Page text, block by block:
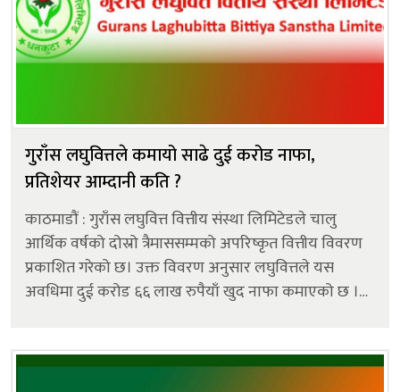
गुराँस लघुवित्तले कमायो साढे दुई करोड नाफा,
प्रतिशेयर आम्दानी कति ?
काठमाडौं : गुराँस लघुवित्त वित्तीय संस्था लिमिटेडले चालु
आर्थिक वर्षको दोस्रो त्रैमाससम्मको अपरिष्कृत वित्तीय विवरण
प्रकाशित गरेको छ। उक्त विवरण अनुसार लघुवित्तले यस
अवधिमा दुई करोड ६६ लाख रुपैयाँ खुद नाफा कमाएको छ ।